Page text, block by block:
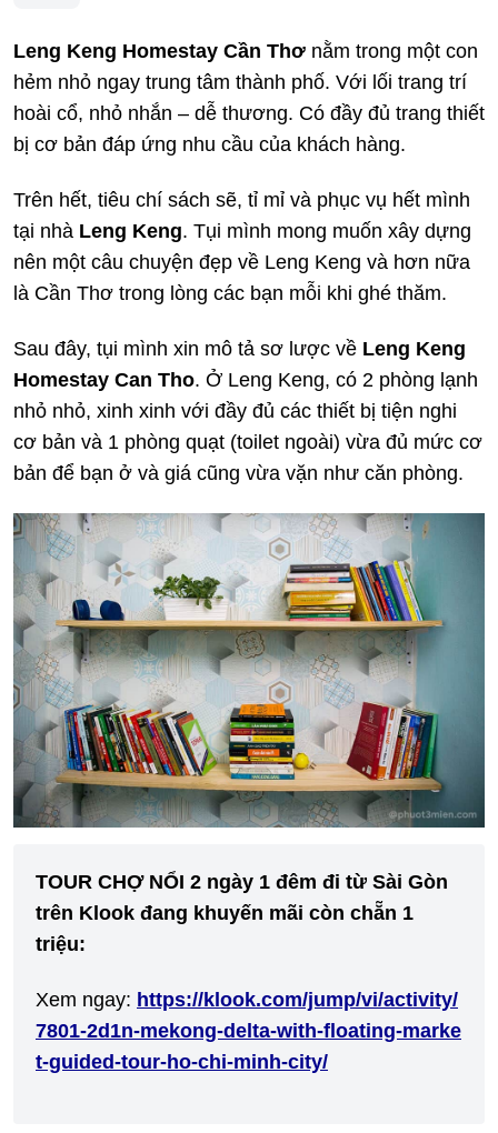
Leng Keng Homestay Cần Thơ nằm trong một con
hẻm nhỏ ngay trung tâm thành phố. Với lối trang trí
hoài cổ, nhỏ nhắn – dễ thương. Có đầy đủ trang thiết
bị cơ bản đáp ứng nhu cầu của khách hàng.
Trên hết, tiêu chí sách sẽ, tỉ mỉ và phục vụ hết mình
tại nhà Leng Keng. Tụi mình mong muốn xây dựng
nên một câu chuyện đẹp về Leng Keng và hơn nữa
là Cần Thơ trong lòng các bạn mỗi khi ghé thăm.
Sau đây, tụi mình xin mô tả sơ lược về Leng Keng
Homestay Can Tho. Ở Leng Keng, có 2 phòng lạnh
nhỏ nhỏ, xinh xinh với đầy đủ các thiết bị tiện nghi
cơ bản và 1 phòng quạt (toilet ngoài) vừa đủ mức cơ
bản để bạn ở và giá cũng vừa vặn như căn phòng.
TOUR CHỢ NỔI 2 ngày 1 đêm đi từ Sài Gòn
trên Klook đang khuyến mãi còn chẵn 1
triệu:
Xem ngay: https://klook.com/jump/vi/activity/
7801-2d1n-mekong-delta-with-floating-marke
t-guided-tour-ho-chi-minh-city/